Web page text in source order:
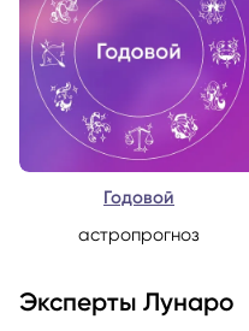
Годовой
астропрогноз
Эксперты Лунаро